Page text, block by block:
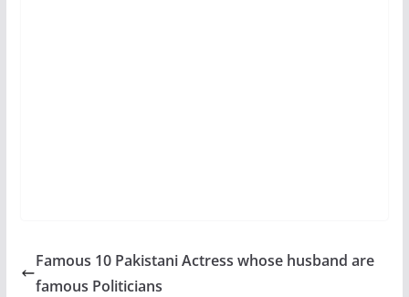
Famous 10 Pakistani Actress whose husband are
famous Politicians